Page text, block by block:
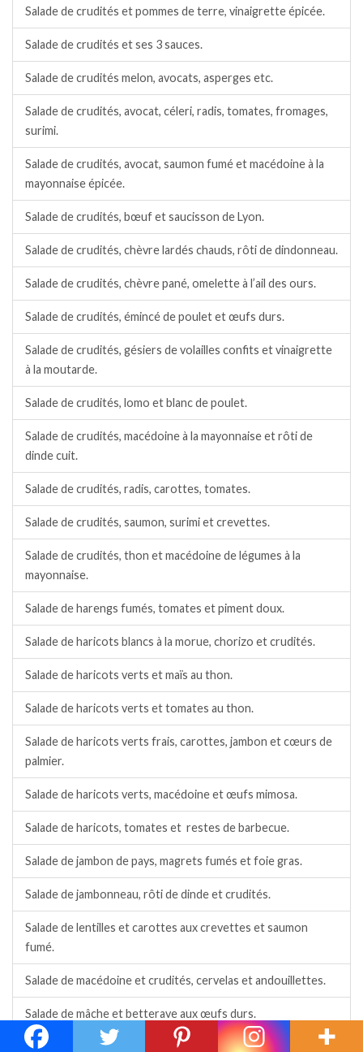
Salade de crudités et pommes de terre, vinaigrette épicée.
Salade de crudités et ses 3 sauces.
Salade de crudités melon, avocats, asperges etc.
Salade de crudités, avocat, céleri, radis, tomates, fromages,
surimi.
Salade de crudités, avocat, saumon fumé et macédoine à la
mayonnaise épicée.
Salade de crudités, bœuf et saucisson de Lyon.
Salade de crudités, chèvre lardés chauds, rôti de dindonneau.
Salade de crudités, chèvre pané, omelette à l’ail des ours.
Salade de crudités, émincé de poulet et œufs durs.
Salade de crudités, gésiers de volailles confits et vinaigrette
à la moutarde.
Salade de crudités, lomo et blanc de poulet.
Salade de crudités, macédoine à la mayonnaise et rôti de
dinde cuit.
Salade de crudités, radis, carottes, tomates.
Salade de crudités, saumon, surimi et crevettes.
Salade de crudités, thon et macédoine de légumes à la
mayonnaise.
Salade de harengs fumés, tomates et piment doux.
Salade de haricots blancs à la morue, chorizo et crudités.
Salade de haricots verts et maïs au thon.
Salade de haricots verts et tomates au thon.
Salade de haricots verts frais, carottes, jambon et cœurs de
palmier.
Salade de haricots verts, macédoine et œufs mimosa.
Salade de haricots, tomates et restes de barbecue.
Salade de jambon de pays, magrets fumés et foie gras.
Salade de jambonneau, rôti de dinde et crudités.
Salade de lentilles et carottes aux crevettes et saumon
fumé.
Salade de macédoine et crudités, cervelas et andouillettes.
Salade de mâche et betterave aux œufs durs.
Salade de magrets fumets, melon, pignons et chèvre.